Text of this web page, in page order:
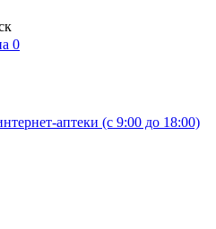
0
аптеки (с 9:00 до 18:00)